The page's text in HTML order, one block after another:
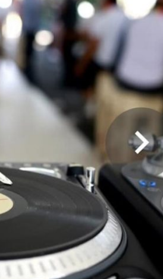
28 septembre 2019
une ambiance plage et Brésil à
images de l’évènement. Crédits
photo F. Chort .